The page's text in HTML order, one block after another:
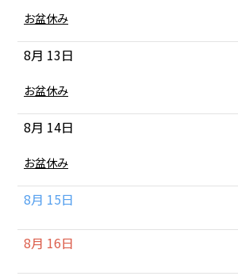
10th
月
日,
8
10th
お盆休み
8月 13
月
日,
8
10th
お盆休み
8月 14
月
日,
8
10th
2026
お盆休み
8月 15
8月 16